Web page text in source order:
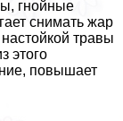
гнойные
снимать жар
травы
этого
повышает